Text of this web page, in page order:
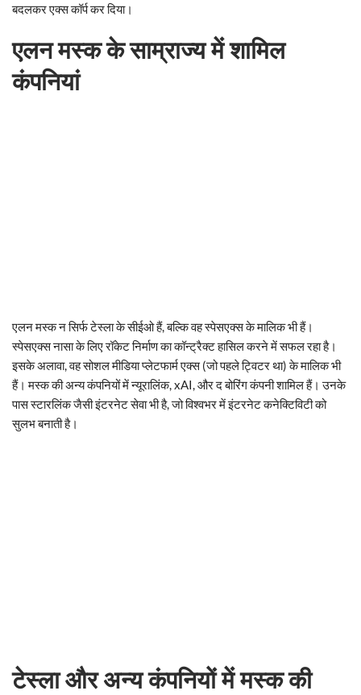
बदलकर एक्स कॉर्प कर दिया।
एलन मस्क के साम्राज्य में शामिल
कंपनियां
एलन मस्क न सिर्फ टेस्ला के सीईओ हैं, बल्कि वह स्पेसएक्स के मालिक भी हैं।
स्पेसएक्स नासा के लिए रॉकेट निर्माण का कॉन्ट्रैक्ट हासिल करने में सफल रहा है।
इसके अलावा, वह सोशल मीडिया प्लेटफार्म एक्स (जो पहले ट्विटर था) के मालिक भी
हैं। मस्क की अन्य कंपनियों में न्यूरालिंक, xAI, और द बोरिंग कंपनी शामिल हैं। उनके
पास स्टारलिंक जैसी इंटरनेट सेवा भी है, जो विश्वभर में इंटरनेट कनेक्टिविटी को
सुलभ बनाती है।
टेस्ला और अन्य कंपनियों में मस्क की